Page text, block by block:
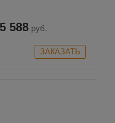
588 руб.